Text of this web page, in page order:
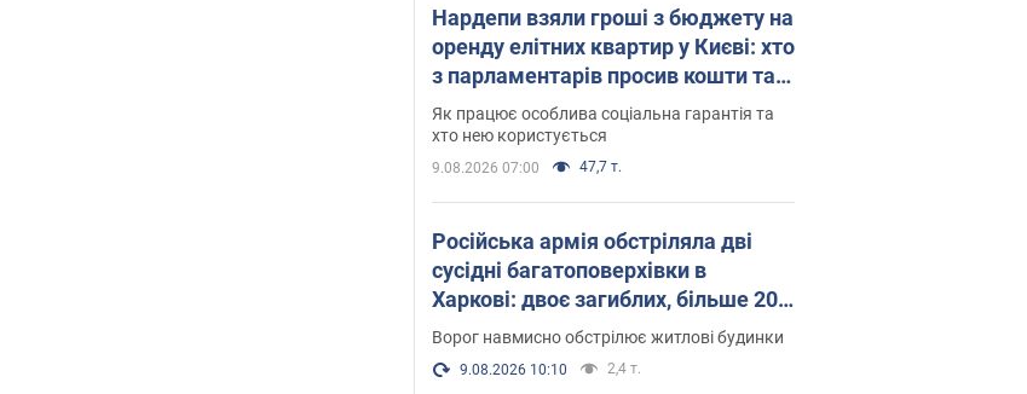
Нардепи взяли гроші з бюджету на
оренду елітних квартир у Києві: хто
з парламентарів просив кошти та
де поселився
Як працює особлива соціальна гарантія та
хто нею користується
9.08.2026 07:00 47,7 т.
Російська армія обстріляла дві
сусідні багатоповерхівки в
Харкові: двоє загиблих, більше 20
постраждалих
Ворог навмисно обстрілює житлові будинки
9.08.2026 10:10 2,4 т.